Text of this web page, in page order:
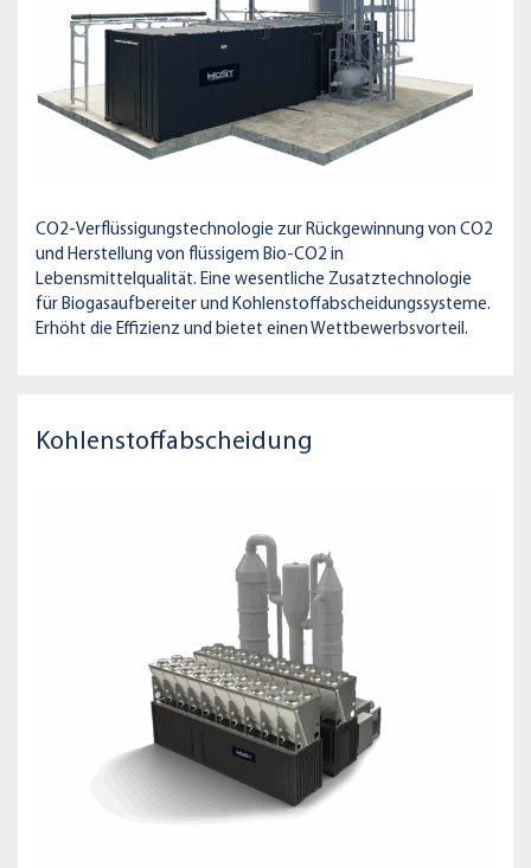
CO2-Verflüssigungstechnologie zur Rückgewinnung von CO2
und Herstellung von flüssigem Bio-CO2 in
Lebensmittelqualität. Eine wesentliche Zusatztechnologie
für Biogasaufbereiter und Kohlenstoffabscheidungssysteme.
Erhöht die Effizienz und bietet einen Wettbewerbsvorteil.
Kohlenstoffabscheidung